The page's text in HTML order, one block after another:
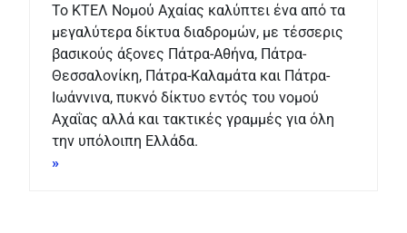
Το ΚΤΕΛ Νομού Αχαίας καλύπτει ένα από τα
μεγαλύτερα δίκτυα διαδρομών, με τέσσερις
βασικούς άξονες Πάτρα-Αθήνα, Πάτρα-
Θεσσαλονίκη, Πάτρα-Καλαμάτα και Πάτρα-
Ιωάννινα, πυκνό δίκτυο εντός του νομού
Αχαΐας αλλά και τακτικές γραμμές για όλη
την υπόλοιπη Ελλάδα.
»